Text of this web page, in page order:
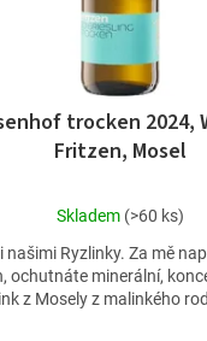
trocken 2024,
Fritzen, Mosel
Průměrné
produktu
je
4,7
Skladem (>60 ks)
našimi Ryzlinky. Za mě
ochutnáte minerální,
z Mosely z malinkého